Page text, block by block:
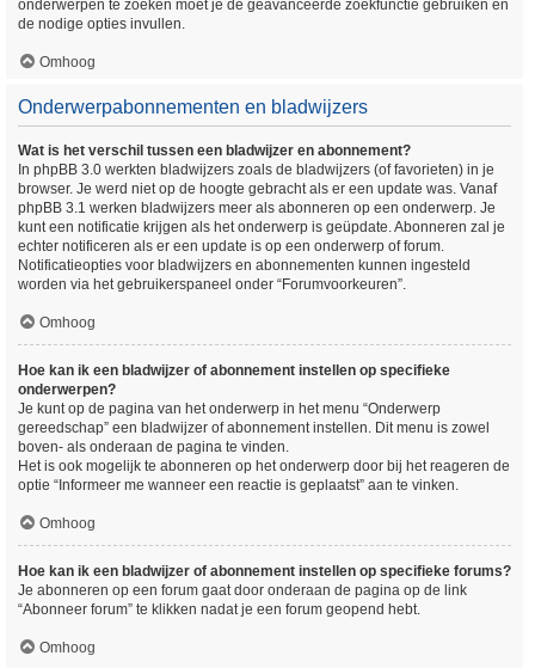
onderwerpen te zoeken moet je de geavanceerde zoekfunctie gebruiken en
de nodige opties invullen.
Omhoog
Onderwerpabonnementen en bladwijzers
Wat is het verschil tussen een bladwijzer en abonnement?
In phpBB 3.0 werkten bladwijzers zoals de bladwijzers (of favorieten) in je
browser. Je werd niet op de hoogte gebracht als er een update was. Vanaf
phpBB 3.1 werken bladwijzers meer als abonneren op een onderwerp. Je
kunt een notificatie krijgen als het onderwerp is geüpdate. Abonneren zal je
echter notificeren als er een update is op een onderwerp of forum.
Notificatieopties voor bladwijzers en abonnementen kunnen ingesteld
worden via het gebruikerspaneel onder “Forumvoorkeuren”.
Omhoog
Hoe kan ik een bladwijzer of abonnement instellen op specifieke
onderwerpen?
Je kunt op de pagina van het onderwerp in het menu “Onderwerp
gereedschap” een bladwijzer of abonnement instellen. Dit menu is zowel
boven- als onderaan de pagina te vinden.
Het is ook mogelijk te abonneren op het onderwerp door bij het reageren de
optie “Informeer me wanneer een reactie is geplaatst” aan te vinken.
Omhoog
Hoe kan ik een bladwijzer of abonnement instellen op specifieke forums?
Je abonneren op een forum gaat door onderaan de pagina op de link
“Abonneer forum” te klikken nadat je een forum geopend hebt.
Omhoog